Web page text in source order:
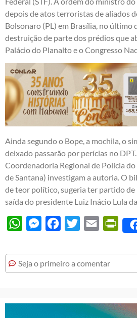
depois de atos terroristas de aliados
Bolsonaro (PL) em Brasília, no último
destruição de parte dos prédios que
Palácio do Planalto e o Congresso
Ainda segundo o Bope, a mochila, o
deixado passarão por perícias no
Coordenadoria Regional de Polícia
de Santana) investigam a autoria. O
de teor político, sugeria ter partido de
saída do presidente Luiz Inácio Lula da
WhatsAppMessengerFacebook
Twitter Email
Seja o primeiro a comentar